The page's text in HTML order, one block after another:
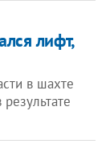
лифт,
в шахте